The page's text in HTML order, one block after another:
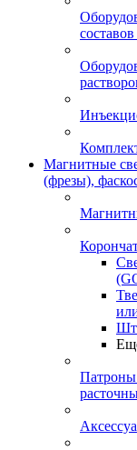
Магнитные
(фрезы),
Патроны